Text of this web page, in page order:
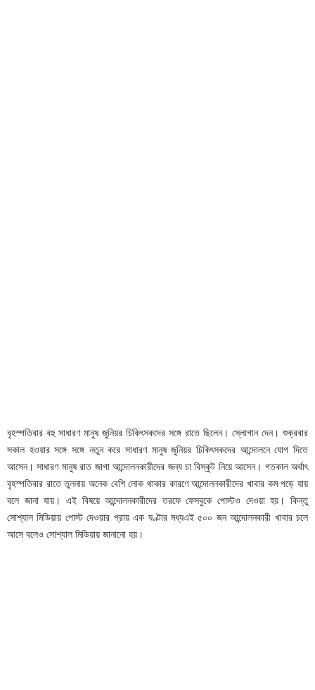
বৃহস্পতিবার বহু সাধারণ মানুষ জুনিয়র চিকিৎসকদের সঙ্গে রাতে ছিলেন। স্লোগান দেন। শুক্রবার
সকাল হওয়ার সঙ্গে সঙ্গে নতুন করে সাধারণ মানুষ জুনিয়র চিকিৎসকদের আন্দোলনে যোগ দিতে
আসেন। সাধারণ মানুষ রাত জাগা আন্দোলনকারীদের জন্য চা বিস্কুট নিয়ে আসেন। গতকাল অর্থাৎ
বৃহস্পতিবার রাতে তুলনায় অনেক বেশি লোক থাকার কারণে আন্দোলনকারীদের খাবার কম পড়ে যায়
বলে জানা যায়। এই বিষয়ে আন্দোলনকারীদের তরফে ফেসবুকে পোস্টও দেওয়া হয়। কিন্তু
সোশ্যাল মিডিয়ায় পোস্ট দেওয়ার প্রায় এক ঘণ্টার মধ্যএই ৫০০ জন আন্দোলনকারী খাবার চলে
আসে বলেও সোশ্যাল মিডিয়ায় জানানো হয়।